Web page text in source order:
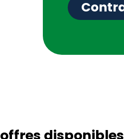
offres disponibles